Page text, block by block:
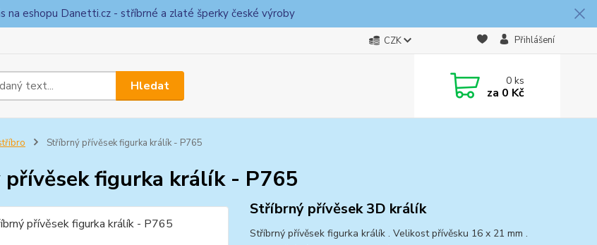
na eshopu Danetti.cz - stříbrné a zlaté šperky české výroby
CZK Přihlášení
Hledat 0ks
za 0 Kč
Stříbrný přívěsek figurka králík - P765
figurka králík - P765
Stříbrný přívěsek 3D králík
Stříbrný přívěsek figurka králík . Velikost přívěsku 16 x 21 mm .